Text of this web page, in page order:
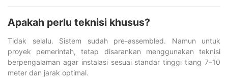
Apakah perlu teknisi khusus?
Tidak selalu. Sistem sudah pre-assembled. Namun untuk
proyek pemerintah, tetap disarankan menggunakan teknisi
berpengalaman agar instalasi sesuai standar tinggi tiang 7–10
meter dan jarak optimal.